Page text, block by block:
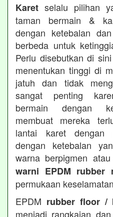
Karet selalu pilihan
taman bermain &
dengan ketebalan
berbeda untuk
Perlu disebutkan di
menentukan tinggi di
jatuh dan tidak
sangat penting
bermain dengan
membuat mereka
lantai karet dengan
dengan ketebalan
warna berpigmen
warni EPDM rubber
permukaan
EPDM rubber floor /
menjadi rangkaian